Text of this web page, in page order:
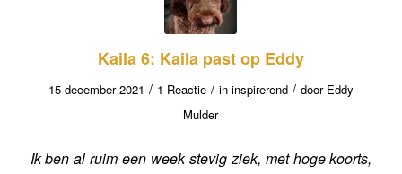
Kaila 6: Kaila past op Eddy
15 december 2021 / 1 Reactie / in inspirerend / door Eddy
Mulder
Ik ben al ruim een week stevig ziek, met hoge koorts,